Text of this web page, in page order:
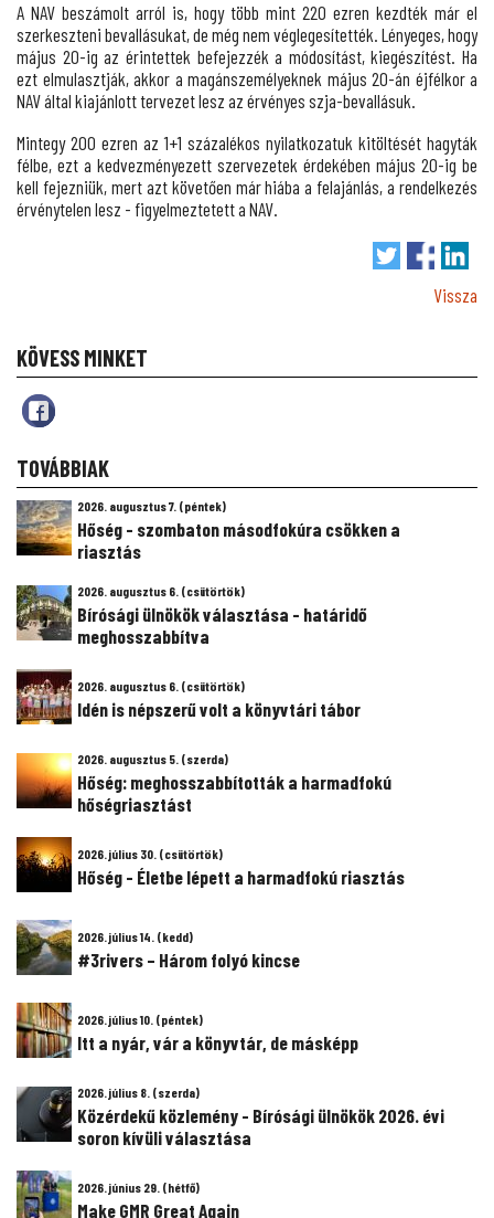
A NAV beszámolt arról is, hogy több mint 220 ezren kezdték már el
szerkeszteni bevallásukat, de még nem véglegesítették. Lényeges, hogy
május 20-ig az érintettek befejezzék a módosítást, kiegészítést. Ha
ezt elmulasztják, akkor a magánszemélyeknek május 20-án éjfélkor a
NAV által kiajánlott tervezet lesz az érvényes szja-bevallásuk.
Mintegy 200 ezren az 1+1 százalékos nyilatkozatuk kitöltését hagyták
félbe, ezt a kedvezményezett szervezetek érdekében május 20-ig be
kell fejezniük, mert azt követően már hiába a felajánlás, a rendelkezés
érvénytelen lesz - figyelmeztetett a NAV.
Vissza
KÖVESS MINKET
TOVÁBBIAK
2026. augusztus 7. (péntek)
Hőség - szombaton másodfokúra csökken a
riasztás
2026. augusztus 6. (csütörtök)
Bírósági ülnökök választása - határidő
meghosszabbítva
2026. augusztus 6. (csütörtök)
Idén is népszerű volt a könyvtári tábor
2026. augusztus 5. (szerda)
Hőség: meghosszabbították a harmadfokú
hőségriasztást
2026. július 30. (csütörtök)
Hőség - Életbe lépett a harmadfokú riasztás
2026. július 14. (kedd)
#3rivers – Három folyó kincse
2026. július 10. (péntek)
Itt a nyár, vár a könyvtár, de másképp
2026. július 8. (szerda)
Közérdekű közlemény - Bírósági ülnökök 2026. évi
soron kívüli választása
2026. június 29. (hétfő)
Make GMR Great Again